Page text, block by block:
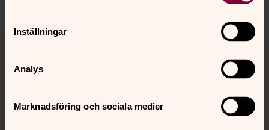
Inställningar
Analys
Marknadsföring och sociala medier
Kontakt